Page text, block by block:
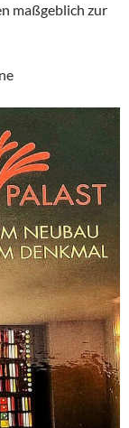
maßgeblich zur